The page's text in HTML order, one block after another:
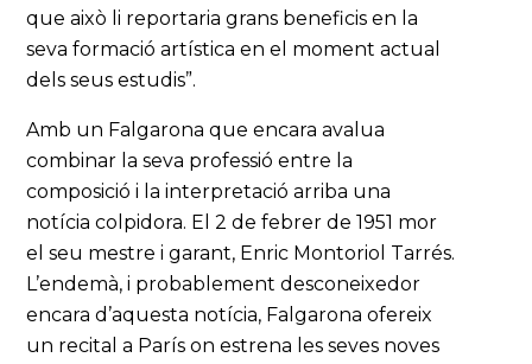
que això li reportaria grans beneficis en la
seva formació artística en el moment actual
dels seus estudis”.
Amb un Falgarona que encara avalua
combinar la seva professió entre la
composició i la interpretació arriba una
notícia colpidora. El 2 de febrer de 1951 mor
el seu mestre i garant, Enric Montoriol Tarrés.
L’endemà, i probablement desconeixedor
encara d’aquesta notícia, Falgarona ofereix
un recital a París on estrena les seves noves